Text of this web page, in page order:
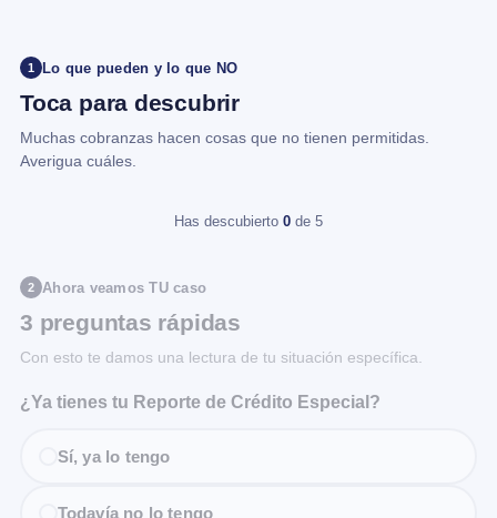
1 Lo que pueden y lo que NO
Toca para descubrir
Muchas cobranzas hacen cosas que no tienen permitidas.
Averigua cuáles.
Has descubierto 0 de 5
2 Ahora veamos TU caso
3 preguntas rápidas
Con esto te damos una lectura de tu situación específica.
¿Ya tienes tu Reporte de Crédito Especial?
Sí, ya lo tengo
Todavía no lo tengo